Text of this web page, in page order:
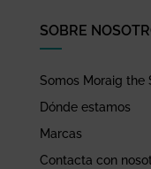
SOBRE
Somos Moraig the
Dónde estamos
Marcas
Contacta con